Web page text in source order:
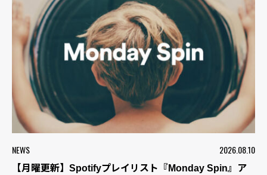
NEWS 2026.08.10
【月曜更新】Spotifyプレイリスト『Monday Spin』ア